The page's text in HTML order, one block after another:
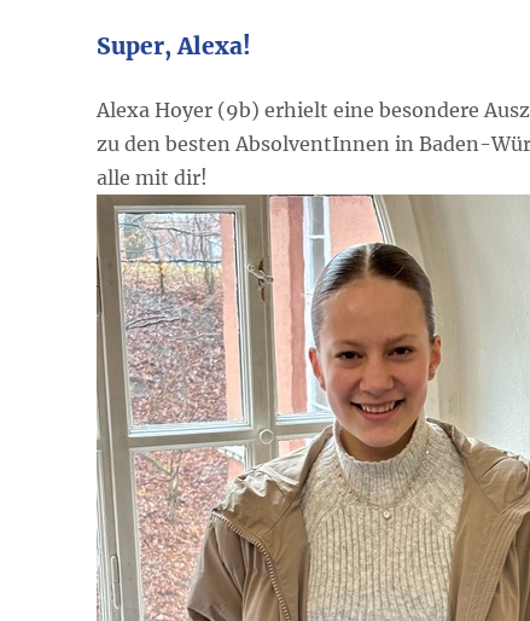
Super, Alexa!
Alexa Hoyer (9b) erhielt eine besondere
zu den besten AbsolventInnen in Baden-
alle mit dir!